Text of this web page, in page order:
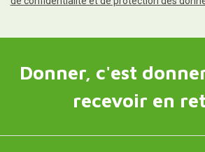
Donner, c'est
recevoir en